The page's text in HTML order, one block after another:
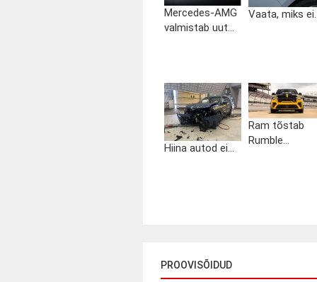
Mercedes-AMG
valmistab uut...
Vaata, miks
Hiina autod ei...
Ram tõstab
Rumble...
PROOVISÕIDUD